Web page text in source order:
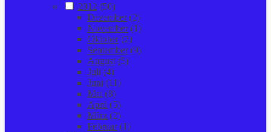
2012 (50)
Dezember(2)
November(1)
Oktober(2)
September(9)
August (5)
Juli (4)
Juni (11)
Mai (8)
April (5)
März (2)
Februar(1)